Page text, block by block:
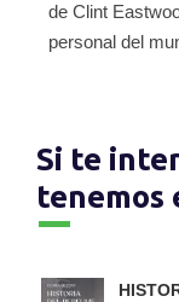
de Clint
personal del
Si te
tenemos